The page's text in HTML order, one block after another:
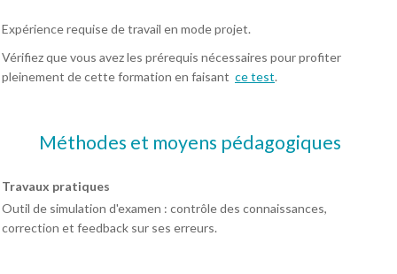
Expérience requise de travail en mode projet.
Vérifiez que vous avez les prérequis nécessaires pour profiter
pleinement de cette formation en faisant ce test.
Méthodes et moyens pédagogiques
Travaux pratiques
Outil de simulation d'examen : contrôle des connaissances,
correction et feedback sur ses erreurs.